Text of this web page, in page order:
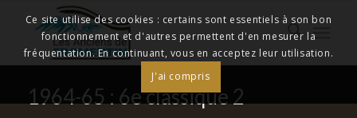
1964-65 : 6e classique 2
Ce site utilise des cookies : certains sont essentiels à son bon
fonctionnement et d'autres permettent d'en mesurer la
fréquentation. En continuant, vous en acceptez leur utilisation.
J'ai compris